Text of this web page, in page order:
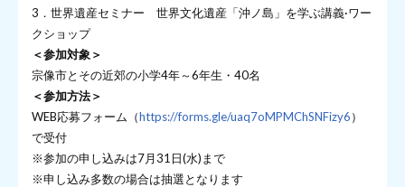
3．世界遺産セミナー 世界文化遺産「沖ノ島」を学ぶ講義·ワー
クショップ
＜参加対象＞
宗像市とその近郊の小学4年～6年生・40名
＜参加方法＞
WEB応募フォーム（https://forms.gle/uaq7oMPMChSNFizy6）
で受付
※参加の申し込みは7月31日(水)まで
※申し込み多数の場合は抽選となります